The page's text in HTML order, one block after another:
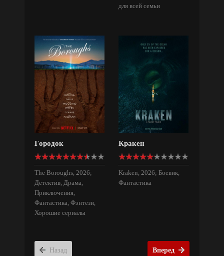
для всей семьи
Городок
The Boroughs, 2026;
Детектив, Драма,
Приключения,
Фантастика, Фэнтези,
Хорошие сериалы
Кракен
Kraken, 2026; Боевик,
Фантастика
Назад Вперед